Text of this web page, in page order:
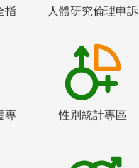
指
人體研究倫理申訴
專
性別統計專區